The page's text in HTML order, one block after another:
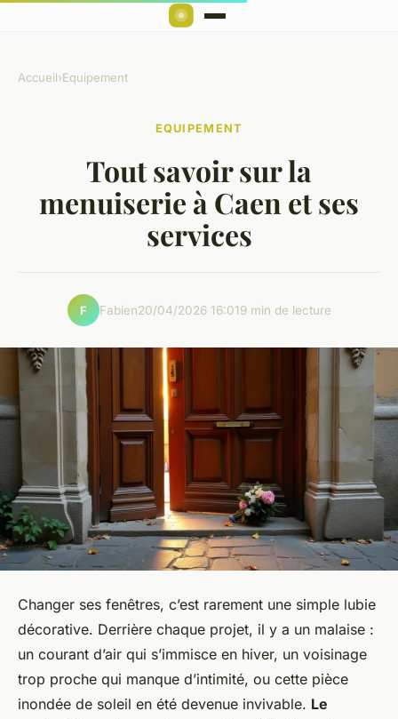
Accueil›Equipement
EQUIPEMENT
Tout savoir sur la
menuiserie à Caen et ses
services
F Fabien20/04/2026 16:019 min de lecture
Changer ses fenêtres, c’est rarement une simple lubie
décorative. Derrière chaque projet, il y a un malaise :
un courant d’air qui s’immisce en hiver, un voisinage
trop proche qui manque d’intimité, ou cette pièce
inondée de soleil en été devenue invivable. Le